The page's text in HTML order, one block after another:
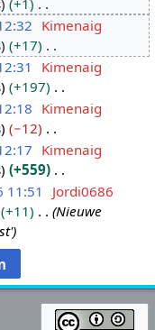
+1
Kimenaig
+17
Kimenaig
+197
Kimenaig
−12
Kimenaig
+559
11:51
Jordi0686
+11
Nieuwe